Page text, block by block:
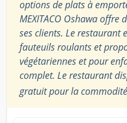
options de plats à
MEXITACO Oshawa offre
ses clients. Le restaurant
fauteuils roulants et
végétariennes et pour
complet. Le restaurant
gratuit pour la